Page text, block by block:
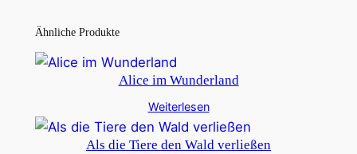
Ähnliche Produkte
Alice im Wunderland
Weiterlesen
Als die Tiere den Wald verließen